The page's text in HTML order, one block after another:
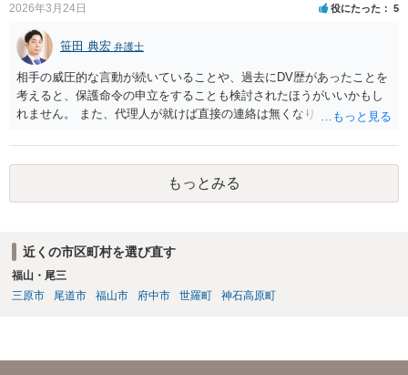
2026年3月24日 役にたった 5
笹田 典宏 弁護士
相手の威圧的な言動が続いていることや、過去にDV歴があったことを
考えると、保護命令の申立をすることも検討されたほうがいいかもし
れません。 また、代理人が就けば直接の連絡は無くなりますので、ご
やりとりが相当ご心労になっていると見受けられますので、一度弁護
士や行政の相談窓口にご相談されることをお勧め致します。
もっとみる
近くの市区町村を選び直す
福山・尾三
三原市
尾道市 福山市 府中市 世羅町 神石高原町